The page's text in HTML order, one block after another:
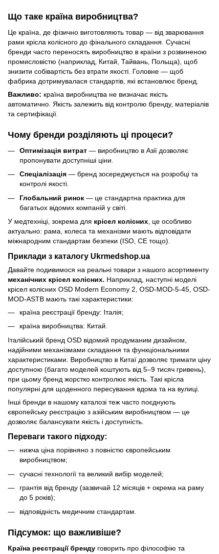
Що таке країна виробництва?
Це країна, де фізично виготовляють товар — від зварювання
рами крісла колісного до фінального складання. Сучасні
бренди часто переносять виробництво в країни з розвиненою
промисловістю (наприклад, Китай, Тайвань, Польща), щоб
знизити собівартість без втрати якості. Головне — щоб
фабрика дотримувалася стандартів, які встановлює бренд.
Важливо: країна виробництва не визначає якість
автоматично. Якість залежить від контролю бренду, матеріалів
та сертифікації.
Чому бренди розділяють ці процеси?
Оптимізація витрат — виробництво в Азії дозволяє
пропонувати доступніші ціни.
Спеціалізація — бренд зосереджується на розробці та
контролі якості.
Глобальний ринок — це стандартна практика для
багатьох відомих компаній у світі.
У медтехніці, зокрема для крісел колісних , це особливо
актуально: рама, колеса та механізми мають відповідати
міжнародним стандартам безпеки (ISO, CE тощо).
Приклади з каталогу Ukrmedshop.ua
Давайте подивимося на реальні товари з нашого асортименту
механічних крісел колісних. Наприклад, наступні моделі
крісел колісних OSD Modern Economy 2 OSD-MOD-5-45 OSD-
MOD-ASTB мають такі характеристики:
країна реєстрації бренду: Італія;
країна виробництва: Китай.
Італійський бренд OSD відомий продуманим дизайном,
надійними механізмами складання та функціональними
характеристиками. Виробництво в Китаї дозволяє тримати ціну
доступною (багато моделей коштують від 5–9 тисяч гривень),
при цьому бренд жорстко контролює якість. Такі крісла
популярні для щоденного пересування вдома та на вулиці.
Інші бренди в нашому каталозі теж часто поєднують
європейську реєстрацію з азійським виробництвом — це
дозволяє балансувати якість і доступність.
Переваги такого підходу:
нижча ціна порівняно з повністю європейським
виробництвом;
сучасні технології та великий вибір моделей;
грантія від бренду (зазвичай 12 місяців + окрема на раму
до 5 років);
відповідність медичним стандартам.
Підсумок: що важливіше?
Країна реєстрації бренду говорить про філософію та